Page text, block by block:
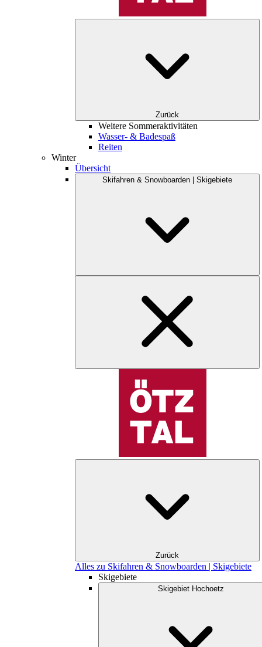
Zurück
Weitere Sommeraktivitäten
Wasser- & Badespaß
Reiten
Winter
Übersicht
Skifahren & Snowboarden | Skigebiete
Zurück
Alles zu Skifahren & Snowboarden | Skigebiete
Skigebiete
Skigebiet Hochoetz